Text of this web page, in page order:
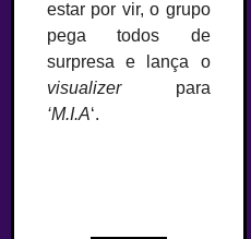
estar por vir, o grupo
pega todos de
surpresa e lança o
visualizer para
‘M.I.A‘.